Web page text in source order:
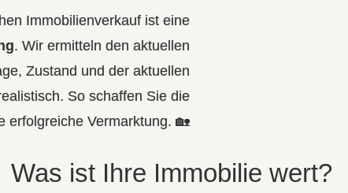
Immobilienverkauf ist eine
. Wir ermitteln den aktuellen
Zustand und der aktuellen
So schaffen Sie die
erfolgreiche Vermarktung. 🏡
Was ist Ihre Immobilie wert?